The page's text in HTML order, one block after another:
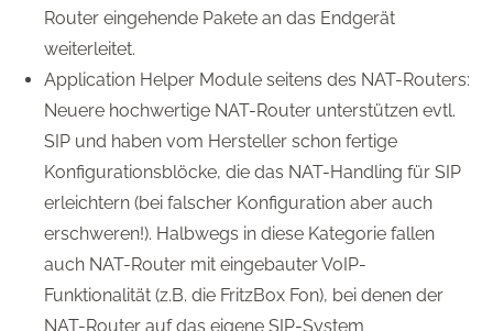
Router eingehende Pakete an das Endgerät
weiterleitet.
Application Helper Module seitens des NAT-Routers:
Neuere hochwertige NAT-Router unterstützen evtl.
SIP und haben vom Hersteller schon fertige
Konfigurationsblöcke, die das NAT-Handling für SIP
erleichtern (bei falscher Konfiguration aber auch
erschweren!). Halbwegs in diese Kategorie fallen
auch NAT-Router mit eingebauter VoIP-
Funktionalität (z.B. die FritzBox Fon), bei denen der
NAT-Router auf das eigene SIP-System